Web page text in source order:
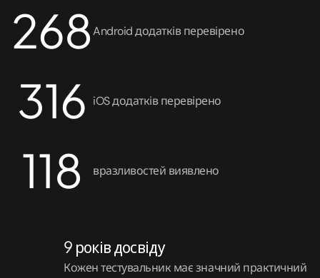
Зворотне проєктування
Лікування та відновлення системи
Рішення
Малий бізнес
268Android додатків перевірено
316 iOS додатків перевірено
118 вразливостей виявлено
9 років досвіду
Кожен тестувальник має значний практичний